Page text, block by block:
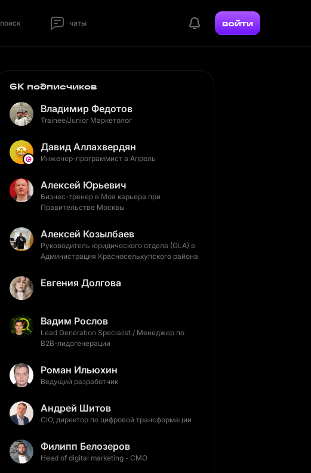
поиск чаты войти
6K подписчиков
Владимир Федотов
Trainee/Junior Маркетолог
Давид Аллахвердян
Инженер-программист в Апрель
Алексей Юрьевич
Бизнес-тренер в Моя карьера при
Правительстве Москвы
Алексей Козылбаев
Руководитель юридического отдела (GLA) в
Администрация Красноселькупского района
Евгения Долгова
Вадим Рослов
Lead Generation Specialist / Менеджер по
B2B-лидогенерации
Роман Ильюхин
Ведущий разработчик
Андрей Шитов
CIO, директор по цифровой трансформации
Филипп Белозеров
Head of digital marketing - CMO